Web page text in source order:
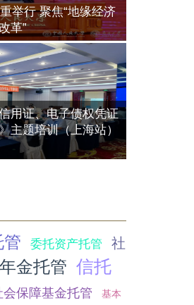
有的繁花着锦，有的关灯
么！
日
值税探讨 | 资管产品当事
税问题
日
资产管理业务发展中需要
例夫妻档“老鼠仓”现形 业
齐下优化市场环境
日
理获中国私募管理人牌照
年蝶变 公募基金海外投资
日
透核查问题详解
日
金净值涨超30% 机构担
多事之秋
日
）中国交易银行年会即
，欢迎报名
日
万亿产业下的供应链金
日
举行 聚焦“地缘经济
革”
用证、电子债权凭证
主题培训（上海站）
管 委托资产托管
社
金托管 信托
会保障基金托管
基本